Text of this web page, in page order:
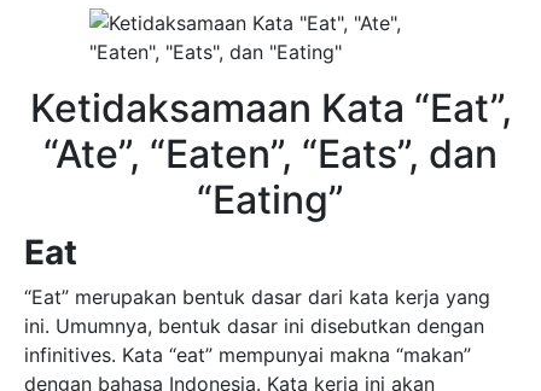
Ketidaksamaan Kata “Eat”,
“Ate”, “Eaten”, “Eats”, dan
“Eating”
Eat
“Eat” merupakan bentuk dasar dari kata kerja yang
ini. Umumnya, bentuk dasar ini disebutkan dengan
infinitives. Kata “eat” mempunyai makna “makan”
dengan bahasa Indonesia. Kata kerja ini akan